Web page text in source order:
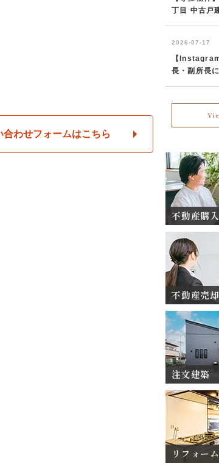
合わせフォームはこちら
不動産購入
不動産売却
注文建築
リフォーム